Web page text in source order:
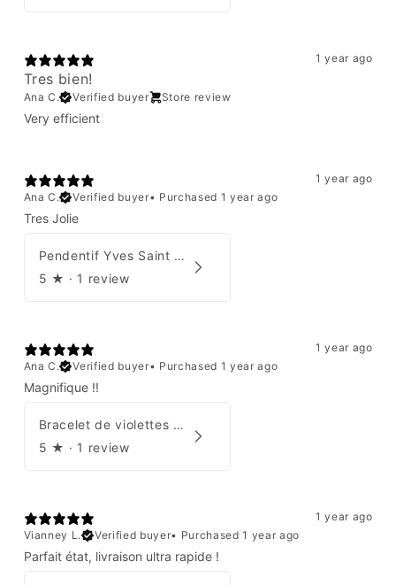
1 year ago
Tres bien!
Ana C. Verified buyer Store review
Very efficient
1 year ago
Ana C.
Verified buyer• Purchased 1 year ago
Tres Jolie
Pendentif Yves Saint Laurent
5 ★ · 1 review
1 year ago
Ana C.
Verified buyer• Purchased 1 year ago
Magnifique !!
Bracelet de violettes Augustine
5 ★ · 1 review
1 year ago
Vianney L.
Verified buyer• Purchased 1 year ago
Parfait état, livraison ultra rapide !